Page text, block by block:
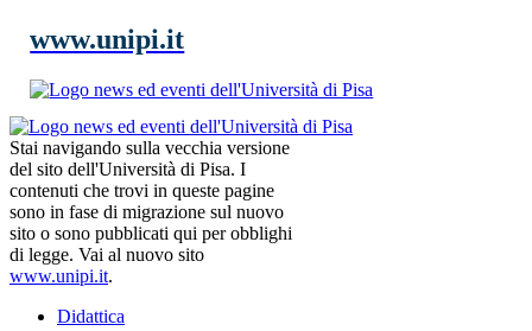
www.unipi.it
Stai navigando sulla vecchia versione
del sito dell'Università di Pisa. I
contenuti che trovi in queste pagine
sono in fase di migrazione sul nuovo
sito o sono pubblicati qui per obblighi
di legge. Vai al nuovo sito
www.unipi.it.
Didattica